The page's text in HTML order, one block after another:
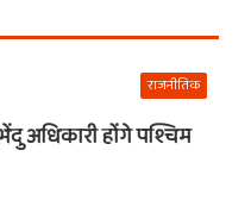
राजनीतिक
अधिकारी होंगे पश्चिम